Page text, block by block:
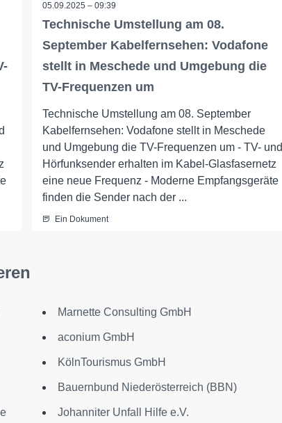
05.09.2025 – 09:39
Technische Umstellung am 08.
September Kabelfernsehen: Vodafone
stellt in Meschede und Umgebung die
TV-Frequenzen um
Technische Umstellung am 08. September
Kabelfernsehen: Vodafone stellt in Meschede
und Umgebung die TV-Frequenzen um - TV- und
Hörfunksender erhalten im Kabel-Glasfasernetz
eine neue Frequenz - Moderne Empfangsgeräte
finden die Sender nach der ...
Ein Dokument
Marnette Consulting GmbH
aconium GmbH
KölnTourismus GmbH
Bauernbund Niederösterreich (BBN)
Johanniter Unfall Hilfe e.V.